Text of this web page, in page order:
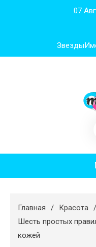
07
Звезды
Худеем
Психология
Главная Красота
Шесть простых
кожей